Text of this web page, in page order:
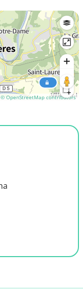
© OpenStreetMap contributors